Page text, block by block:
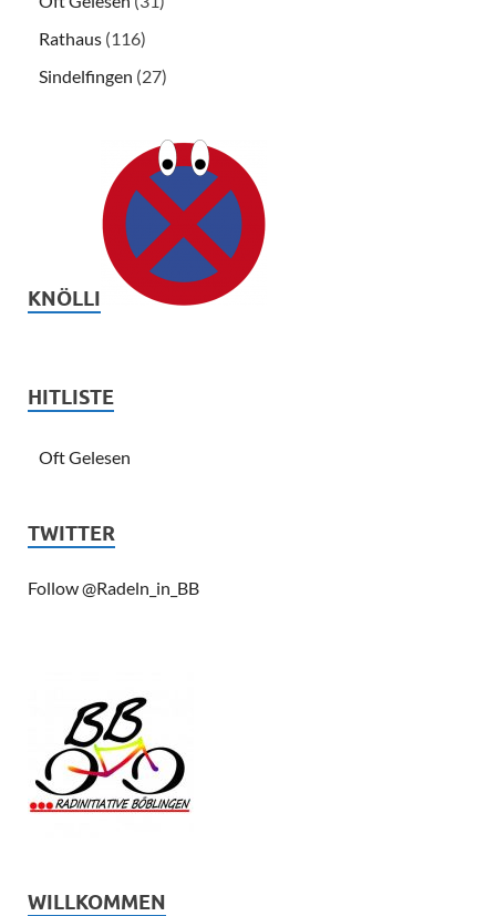
Rathaus (116)
Sindelfingen (27)
KNÖLLI
HITLISTE
Oft Gelesen
TWITTER
Follow @Radeln_in_BB
WILLKOMMEN